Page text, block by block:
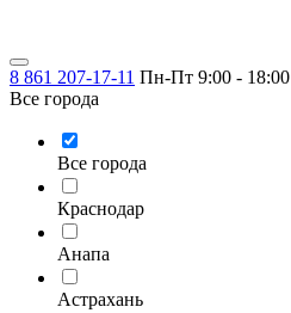
8 861 207-17-11 Пн-Пт 9:00 - 18:00
Все города
Все города
Краснодар
Анапа
Астрахань